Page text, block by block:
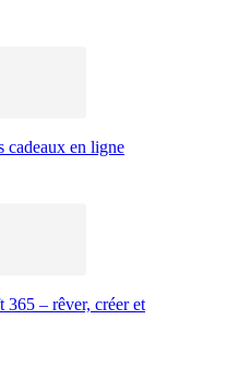
cadeaux en ligne
– rêver, créer et